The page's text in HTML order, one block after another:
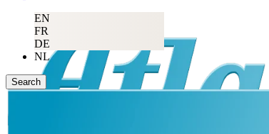
EN
FR
DE
NL
Search